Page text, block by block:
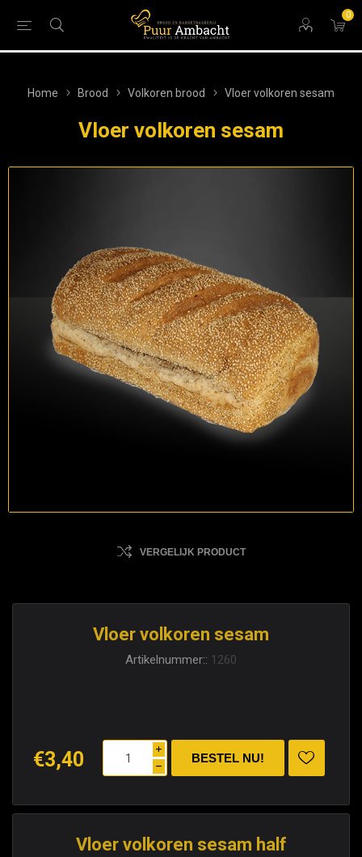
0
Home Brood Volkoren brood Vloer volkoren sesam
Vloer volkoren sesam
VERGELIJK PRODUCT
Vloer volkoren sesam
Artikelnummer:: 1260
€3,40 i
h
Vloer volkoren sesam half